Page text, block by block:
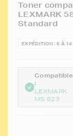
Toner
LEXMARK
Standard
EXPÉDITION : 6 À
Compatible
:
LEXMARK
MS 823